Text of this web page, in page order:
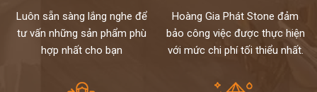
Luôn sẵn sàng lắng nghe để
tư vấn những sản phẩm phù
hợp nhất cho bạn
Hoàng Gia Phát Stone đảm
bảo công việc được thực hiện
với mức chi phí tối thiểu nhất.